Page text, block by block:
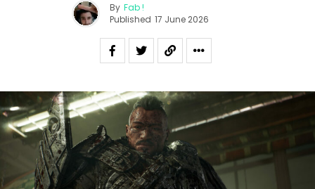
By Fab !
Published 17 June 2026